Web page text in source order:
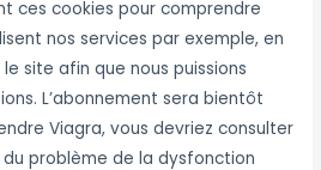
ces cookies pour comprendre
nos services par exemple, en
site afin que nous puissions
L’abonnement sera bientôt
Viagra, vous devriez consulter
problème de la dysfonction